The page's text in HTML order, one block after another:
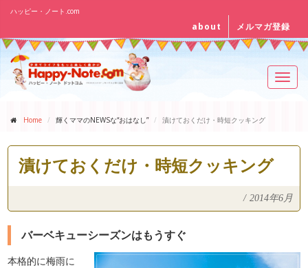
ハッピー・ノート.com
about メルマガ登録
Home 輝くママのNEWSな“おはなし” 漬けておくだけ・時短クッキング
漬けておくだけ・時短クッキング
/ 2014年6月
バーベキューシーズンはもうすぐ
本格的に梅雨に